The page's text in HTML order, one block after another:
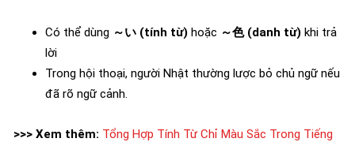
Có thể dùng ～い (tính từ) hoặc ～色 (danh từ) khi trả
lời
Trong hội thoại, người Nhật thường lược bỏ chủ ngữ nếu
đã rõ ngữ cảnh.
>>> Xem thêm: Tổng Hợp Tính Từ Chỉ Màu Sắc Trong Tiếng